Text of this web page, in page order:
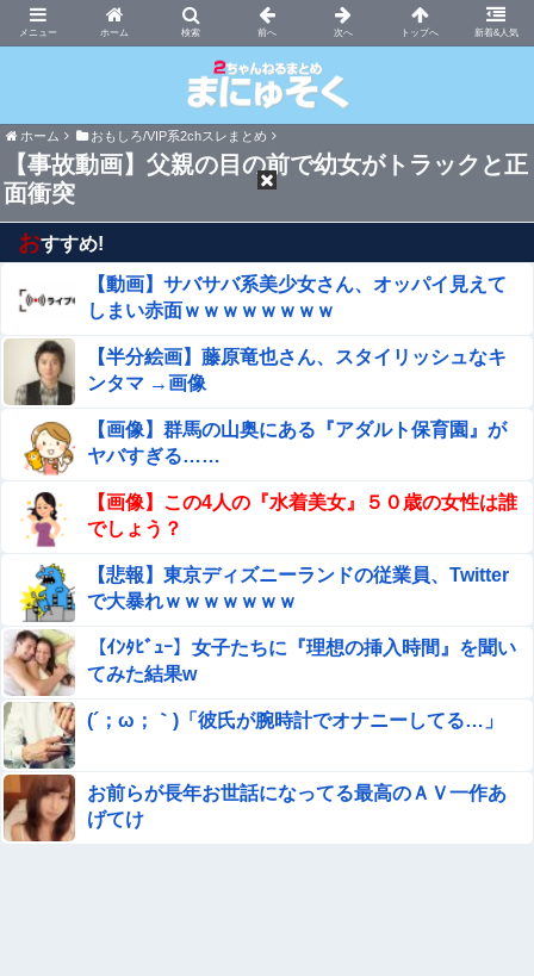
ホーム 新着&人気
まにゅそく 2chまとめニュース速報VIP
ホーム おもしろ/VIP系2chスレまとめ
【事故動画】父親の目の前で幼女がトラックと正
面衝突
おすすめ!
【動画】サバサバ系美少女さん、オッパイ見えて
しまい赤面ｗｗｗｗｗｗｗｗ
【半分絵画】藤原竜也さん、スタイリッシュなキ
ンタマ →画像
【画像】群馬の山奥にある『アダルト保育園』が
ヤバすぎる……
【画像】この4人の『水着美女』５０歳の女性は誰
でしょう？
【悲報】東京ディズニーランドの従業員、Twitter
で大暴れｗｗｗｗｗｗｗ
【ｲﾝﾀﾋﾞｭｰ】女子たちに『理想の挿入時間』を聞い
てみた結果w
(´；ω；｀)「彼氏が腕時計でオナニーしてる…」
お前らが長年お世話になってる最高のＡＶ一作あ
げてけ